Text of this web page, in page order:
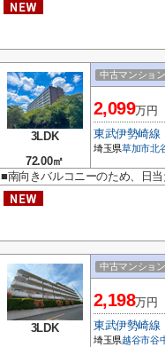
3LDK
72.00㎡
中古マンション
2,099万円
東武伊勢崎線
埼玉県草加市北
■南向きバルコニーのため、日
3LDK
中古マンション
2,198万円
東武伊勢崎線
埼玉県越谷市谷